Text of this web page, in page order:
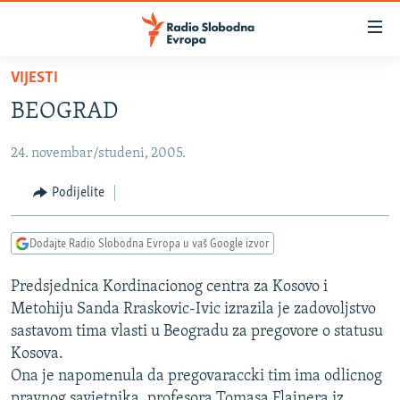
Pređite
glavni
Pređite
Pređite
pretragu
SRBIJA
KOSOVO
VIZUELNO
VIDEO
FOTOGALERIJE
INFOGRAFIKE
PODCASTI
RAT U UKRAJINI
KINA NA BALKANU
RSE PRIČE IZ SVIJETA
VIJESTI
BEOGRAD
24. novembar/studeni, 2005.
Podijelite
Dodajte Radio Slobodna Evropa u vaš Google izvor
Predsjednica Kordinacionog centra za Kosovo i
Metohiju Sanda Rraskovic-Ivic izrazila je zadovoljstvo
sastavom tima vlasti u Beogradu za pregovore o statusu
Kosova.
Ona je napomenula da pregovaraccki tim ima odlicnog